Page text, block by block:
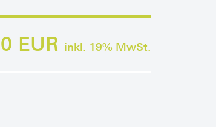
EUR inkl. 19% MwSt.